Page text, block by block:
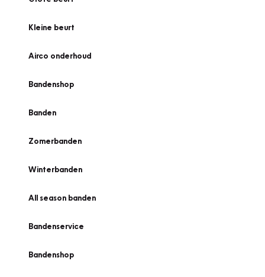
Kleine beurt
Airco onderhoud
Bandenshop
Banden
Zomerbanden
Winterbanden
All season banden
Bandenservice
Bandenshop